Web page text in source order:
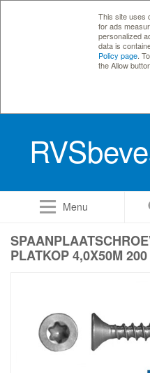
This site uses
for ads
personalized
data is
Policy page .
the Allow
Menu
PLATKOP 4,0X50M